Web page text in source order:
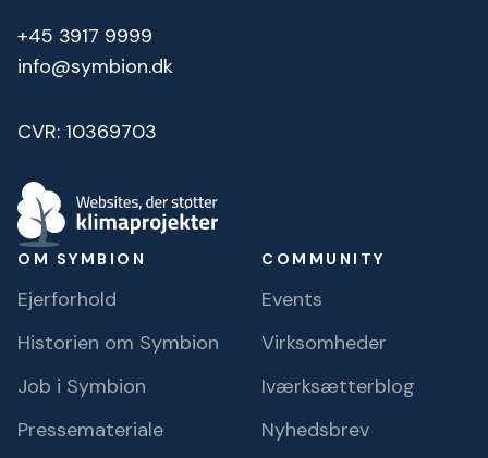
+45 3917 9999
info@symbion.dk
CVR: 10369703
OM SYMBION
Ejerforhold
Historien om Symbion
Job i Symbion
Pressemateriale
COMMUNITY
Events
Virksomheder
Iværksætterblog
Nyhedsbrev